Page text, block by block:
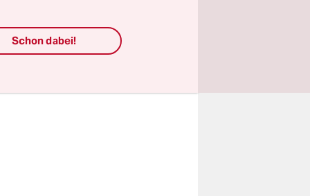
zuletzt
Schon dabei!